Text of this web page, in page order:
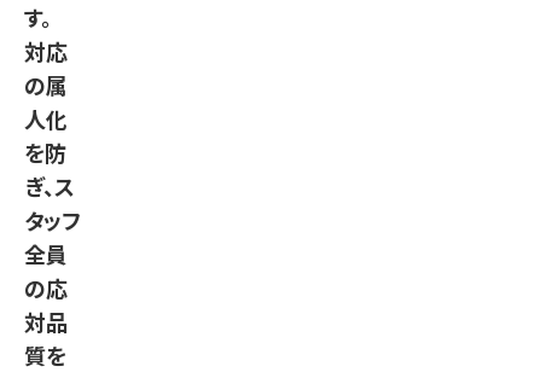
す。
対応
の属
人化
を防
ぎ、ス
タッフ
全員
の応
対品
質を